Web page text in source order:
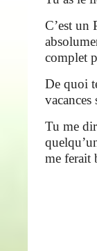
C’est un
complet
De quoi
vacances
Tu me
me ferait